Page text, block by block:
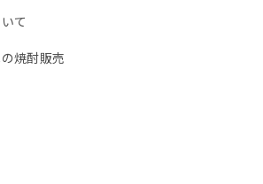
て
焼酎販売